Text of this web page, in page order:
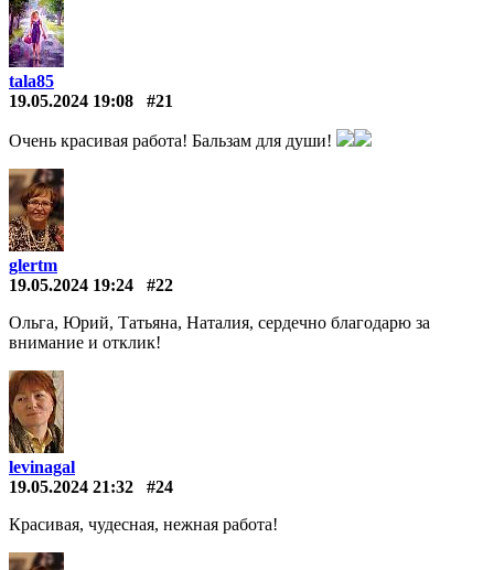
tala85
19.05.2024 19:08
#21
Очень красивая работа! Бальзам для души!
glertm
19.05.2024 19:24
#22
Ольга, Юрий, Татьяна, Наталия, сердечно благодарю за
внимание и отклик!
levinagal
19.05.2024 21:32
#24
Красивая, чудесная, нежная работа!